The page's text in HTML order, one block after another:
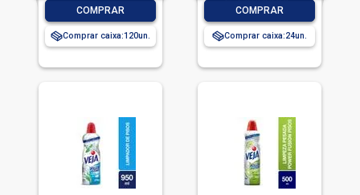
COMPRAR
Comprar caixa:120
COMPRAR
Comprar caixa:24